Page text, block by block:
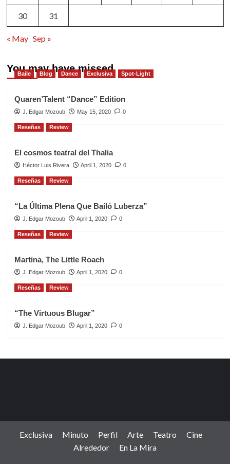
30 31
« May Sep »
You may have missed
Baile Blog Dance Exclusiva Spot-Light
Quaren’Talent “Dance” Edition
J. Edgar Mozoub May 15, 2020 0
Reseñas Review
El cosmos teatral del Thalia
Héctor Luis Rivera April 1, 2020 0
Reseñas Review
“La Última Plena Que Bailó Luberza”
J. Edgar Mozoub April 1, 2020 0
Reseñas Review
Martina, The Little Roach
J. Edgar Mozoub April 1, 2020 0
Reseñas Review
“The Virtuous Blugar”
J. Edgar Mozoub April 1, 2020 0
Exclusiva Minuto Perfil Arte Teatro
Cine
Alrededor
En La Mira